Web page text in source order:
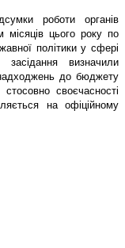
роботи органів
місяців цього року по
політики у сфері
засідання визначили
до бюджету
своєчасності
на офіційному